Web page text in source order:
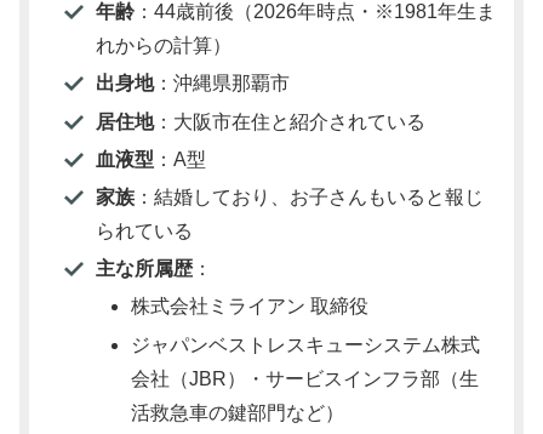
年齢：44歳前後（2026年時点・※1981年生ま
れからの計算）
出身地：沖縄県那覇市
居住地：大阪市在住と紹介されている
血液型 ：A型
家族：結婚しており、お子さんもいると報じ
られている
主な所属歴：
株式会社ミライアン 取締役
ジャパンベストレスキューシステム株式
会社（JBR）・サービスインフラ部（生
活救急車の鍵部門など）